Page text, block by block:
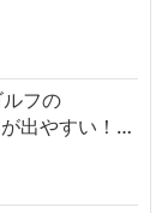
フの
出やすい！…